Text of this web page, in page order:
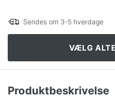
Sendes om 3-5 hverdage
VÆLG
Produktbeskrivelse